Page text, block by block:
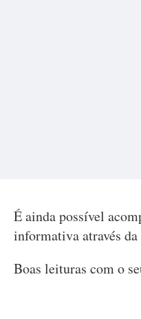
É ainda possível
informativa através da
Boas leituras com o